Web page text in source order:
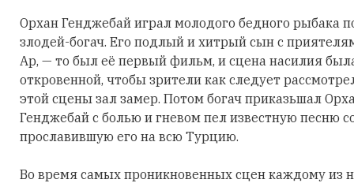
Орхан Генджебай играл молодого бедного рыбака
злодей-богач. Его подлый и хитрый сын с
Ар, — то был её первый фильм, и сцена насилия
откровенной, чтобы зрители как следует
этой сцены зал замер. Потом богач приказьшал
Генджебай с болью и гневом пел известную песню
прославившую его на всю Турцию.
Во время самых проникновенных сцен каждому из